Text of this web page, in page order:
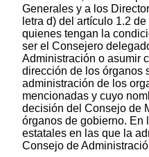
Generales y a los
letra d) del artículo 1.2
quienes tengan la
ser el Consejero
Administración o asumir
dirección de los órganos
administración de los
mencionadas y cuyo
decisión del Consejo de
órganos de gobierno. En
estatales en las que la
Consejo de